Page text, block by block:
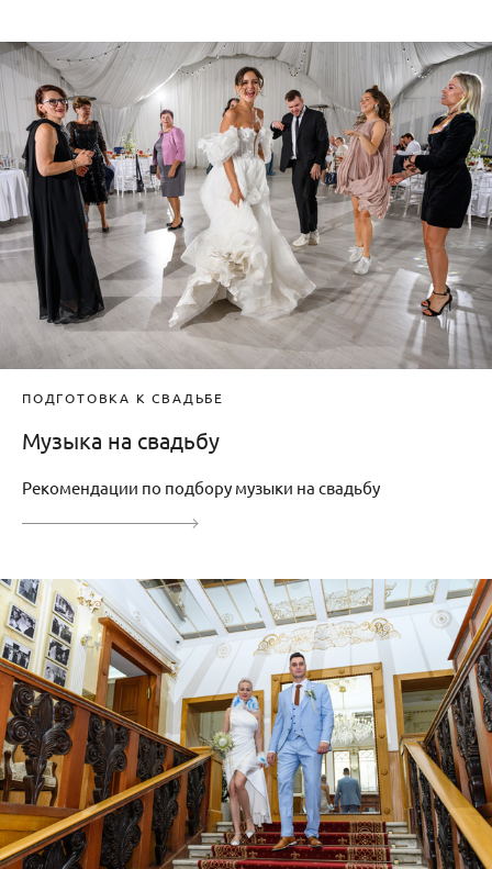
ПОДГОТОВКА К СВАДЬБЕ
Музыка на свадьбу
Рекомендации по подбору музыки на свадьбу